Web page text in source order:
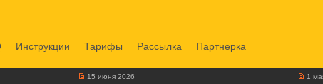
Инструкции Тарифы Рассылка Партнерка
15 июня 2026 1